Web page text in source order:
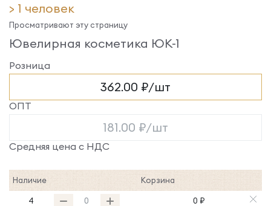
> 1 человек
Просматривают эту страницу
Ювелирная косметика ЮК-1
Розница
362.00 ₽/шт
ОПТ
181.00 ₽/шт
Средняя цена с НДС
Наличие Корзина
4 0 ₽